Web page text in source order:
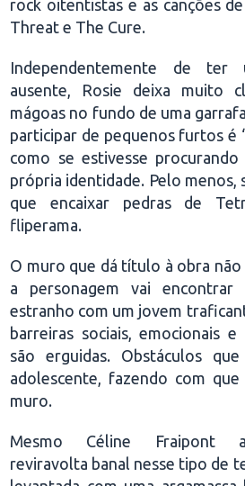
rock oitentistas e as canções
Threat e The Cure.
Independentemente de ter
ausente, Rosie deixa muito
mágoas no fundo de uma
participar de pequenos furtos é
como se estivesse
própria identidade. Pelo menos,
que encaixar pedras de
fliperama.
O muro que dá título à obra
a personagem vai encontrar
estranho com um jovem
barreiras sociais, emocionais
são erguidas. Obstáculos
adolescente, fazendo com
muro.
Mesmo Céline Fraipont
reviravolta banal nesse tipo de